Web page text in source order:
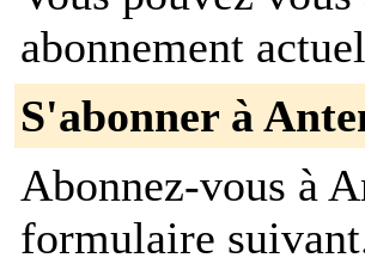
abonnement
S'abonner à
Abonnez-vous à
formulaire